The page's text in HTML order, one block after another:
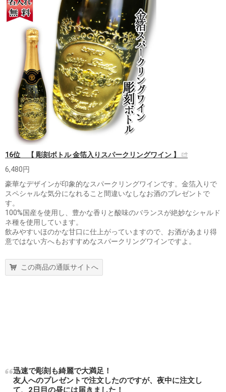
16位 【 彫刻ボトル 金箔入りスパークリングワイン 】
6,480円
豪華なデザインが印象的なスパークリングワインです。金箔入りで
スペシャルな気分になれること間違いなしなお酒のプレゼントで
す。
100%国産を使用し、豊かな香りと酸味のバランスが絶妙なシャルド
ネ種を使用しています。
飲みやすいほのかな甘口に仕上がっていますので、お酒があまり得
意ではない方へもおすすめなスパークリングワインですよ。
この商品の通販サイトへ
迅速で彫刻も綺麗で大満足！
友人へのプレゼントで注文したのですが、夜中に注文し
て、2日目の昼には届きました！